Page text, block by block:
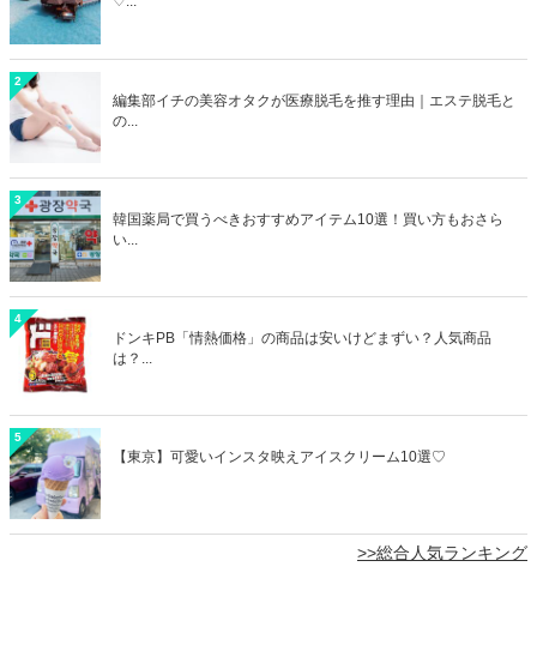
2
編集部イチの美容オタクが医療脱毛を推す理由｜エステ脱毛と
の...
3
韓国薬局で買うべきおすすめアイテム10選！買い方もおさら
い...
4
ドンキPB「情熱価格」の商品は安いけどまずい？人気商品
は？...
5
【東京】可愛いインスタ映えアイスクリーム10選♡
>>総合人気ランキング